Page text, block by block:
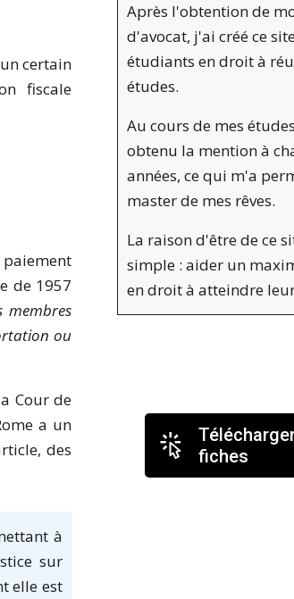
certain
fiscale
paiement
de 1957
membres
ou
Cour de
a un
des
à
sur
elle est
Après l'obtention de
d'avocat, j'ai créé ce
étudiants en droit à
études.
Au cours de mes
obtenu la mention à
années, ce qui m'a
master de mes rêves.
La raison d'être de ce
simple : aider un
en droit à atteindre
fiches